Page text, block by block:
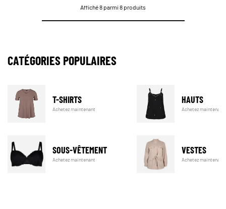
Affiché 8 parmi 8 produits
CATÉGORIES POPULAIRES
T-SHIRTS
Achetez maintenant
HAUTS
Achetez maintenant
SOUS-VÊTEMENT
Achetez maintenant
VESTES
Achetez maintenant